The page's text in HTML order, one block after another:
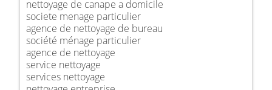
nettoyage de canape a domicile
societe menage particulier
agence de nettoyage de bureau
société ménage particulier
agence de nettoyage
service nettoyage
services nettoyage